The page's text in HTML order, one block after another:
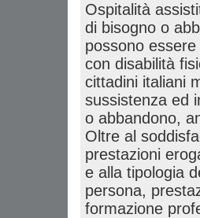
Ospitalità
di bisogno o
possono
con disabilità
cittadini italiani
sussistenza ed
o abbandono,
Oltre al
prestazioni
e alla tipologia
persona,
formazione